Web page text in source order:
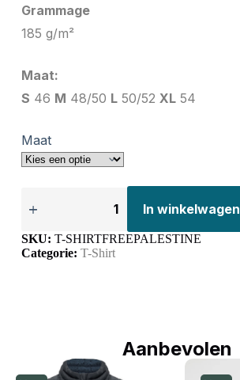
Grammage
185 g/m²
Maat:
S 46 M 48/50 L50/52 XL54
Maat
In winkelwagen
SKU: T-SHIRTFREEPALESTINE
Categorie: T-Shirt
Aanbevolen